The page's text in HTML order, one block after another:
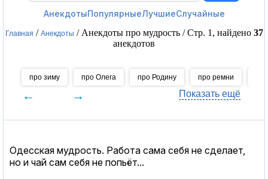
АнекдотыПопулярныеЛучшиеСлучайные
Главная / Анекдоты / Анекдоты про мудрость / Стр. 1, найдено 37
анекдотов
про зиму про Олега про Родину про ремни
← → Показать ещё
Одесская мудрость. Работа сама себя не сделает,
но и чай сам себя не попьёт...